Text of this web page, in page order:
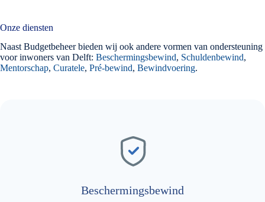
Onze diensten
Naast Budgetbeheer bieden wij ook andere vormen van ondersteuning
voor inwoners van Delft: Beschermingsbewind, Schuldenbewind,
Mentorschap, Curatele, Pré-bewind, Bewindvoering.
Beschermingsbewind